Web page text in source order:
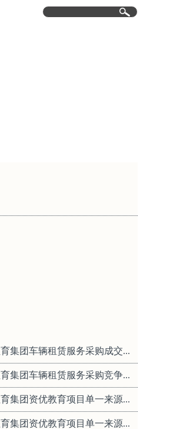
集团车辆租赁服务采购成交...
集团车辆租赁服务采购竞争...
集团资优教育项目单一来源...
集团资优教育项目单一来源...